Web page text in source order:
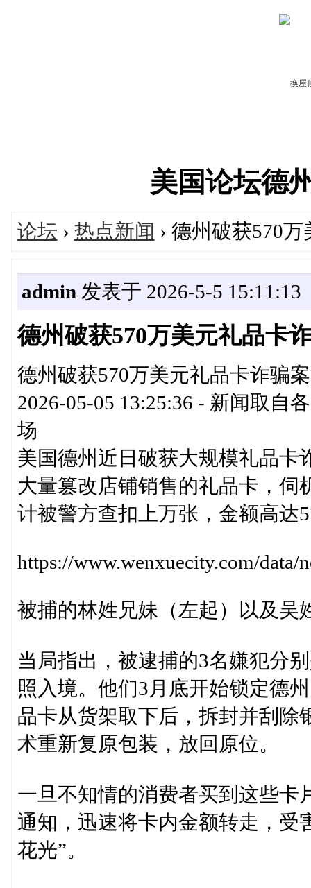
美国论坛德
论坛 › 热点新闻 › 德州破获570
admin 发表于 2026-5-5 15:11:13
德州破获570万美元礼品卡
德州破获570万美元礼品卡诈骗
2026-05-05 13:25:36 - 新闻取自
场
美国德州近日破获大规模礼品卡
大量篡改店铺销售的礼品卡，伺
计被警方查扣上万张，金额高达
https://www.wenxuecity.com/data/
被捕的林姓兄妹（左起）以及吴
当局指出，被逮捕的3名嫌犯分
照入境。他们3月底开始锁定德
品卡从货架取下后，拆封并刮除
术重新复原包装，放回原位。
一旦不知情的消费者买到这些卡
通知，迅速将卡内金额转走，受
花光”。